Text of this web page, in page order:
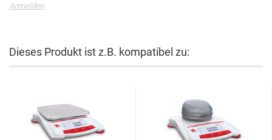
Anmelden
Dieses Produkt ist z.B. kompatibel zu: